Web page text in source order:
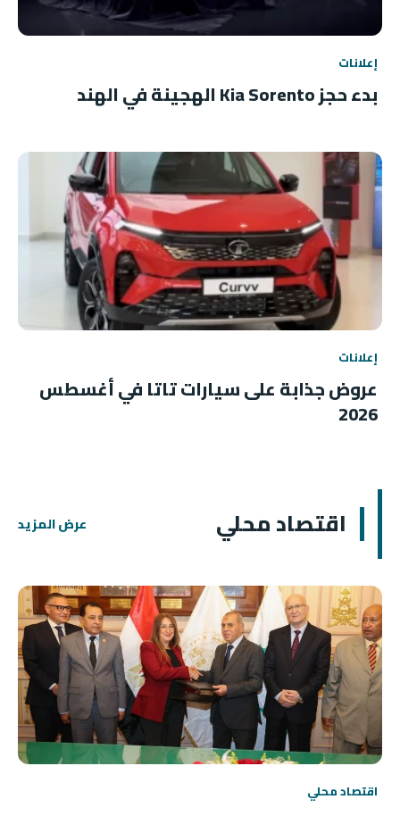
إعلانات
بدء حجز Kia Sorento الهجينة في الهند
إعلانات
عروض جذابة على سيارات تاتا في أغسطس
2026
اقتصاد محلي عرض المزيد
اقتصاد محلي